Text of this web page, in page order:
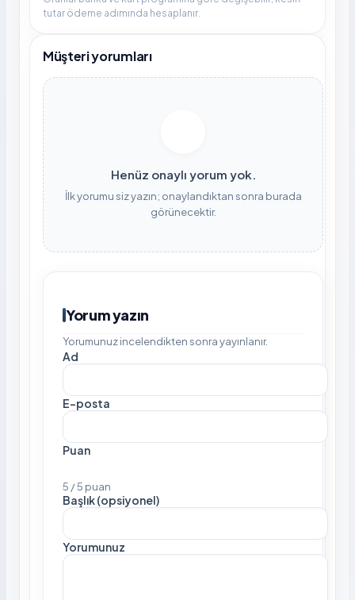
tutar ödeme adımında hesaplanır.
Müşteri yorumları
Henüz onaylı yorum yok.
İlk yorumu siz yazın; onaylandıktan sonra burada
görünecektir.
Yorum yazın
Yorumunuz incelendikten sonra yayınlanır.
Ad
E-posta
Puan
5 / 5 puan
Başlık (opsiyonel)
Yorumunuz